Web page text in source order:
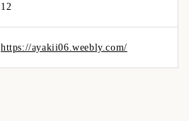
12
https://ayakii06.weebly.com/